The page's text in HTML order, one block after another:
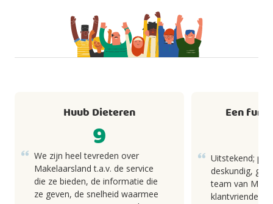
Huub Dieteren
9
We zijn heel tevreden over
Makelaarsland t.a.v. de service
die ze bieden, de informatie die
ze geven, de snelheid waarmee
Een
Uitstekend;
deskundig,
team van
klantvriendelijk